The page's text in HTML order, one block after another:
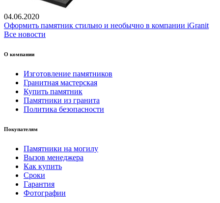
04.06.2020
Оформить памятник стильно и необычно в компании iGranit
Все новости
О компании
Изготовление памятников
Гранитная мастерская
Купить памятник
Памятники из гранита
Политика безопасности
Покупателям
Памятники на могилу
Вызов менеджера
Как купить
Сроки
Гарантия
Фотографии